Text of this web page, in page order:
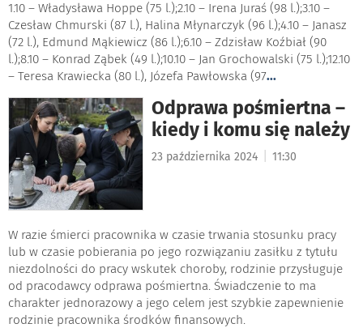
1.10 – Władysława Hoppe (75 l.);2.10 – Irena Juraś (98 l.);3.10 –
Czesław Chmurski (87 l.), Halina Młynarczyk (96 l.);4.10 – Janasz
(72 l.), Edmund Mąkiewicz (86 l.);6.10 – Zdzisław Koźbiał (90
l.);8.10 – Konrad Ząbek (49 l.);10.10 – Jan Grochowalski (75 l.);12.10
– Teresa Krawiecka (80 l.), Józefa Pawłowska (97...
Odprawa pośmiertna –
kiedy i komu się należy
23 października 2024 11:30
W razie śmierci pracownika w czasie trwania stosunku pracy
lub w czasie pobierania po jego rozwiązaniu zasiłku z tytułu
niezdolności do pracy wskutek choroby, rodzinie przysługuje
od pracodawcy odprawa pośmiertna. Świadczenie to ma
charakter jednorazowy a jego celem jest szybkie zapewnienie
rodzinie pracownika środków finansowych.